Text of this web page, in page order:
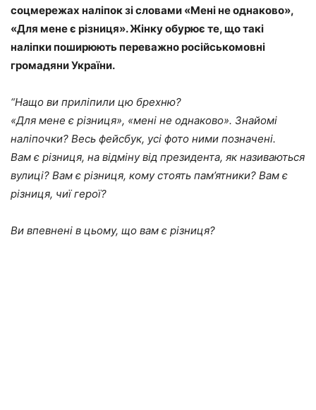
соцмережах наліпок зі словами «Мені не однаково»,
«Для мене є різниця». Жінку обурює те, що такі
наліпки поширюють переважно російськомовні
громадяни України.
“Нащо ви приліпили цю брехню?
«Для мене є різниця», «мені не однаково». Знайомі
наліпочки? Весь фейсбук, усі фото ними позначені.
Вам є різниця, на відміну від президента, як називаються
вулиці? Вам є різниця, кому стоять пам’ятники? Вам є
різниця, чиї герої?
Ви впевнені в цьому, що вам є різниця?